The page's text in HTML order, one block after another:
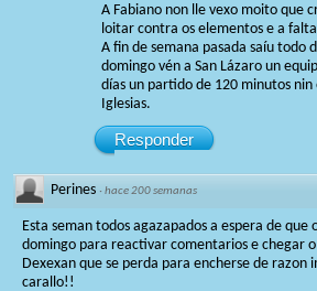
A Fabiano non lle vexo moito que
loitar contra os elementos e a
A fin de semana pasada saíu todo
domingo vén a San Lázaro un
días un partido de 120 minutos nin
Iglesias.
Responder
Perines ·hace 200 semanas
Esta seman todos agazapados a espera de que
domingo para reactivar comentarios e chegar
Dexexan que se perda para encherse de razon
carallo!!